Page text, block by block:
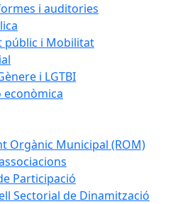
i auditories
públic i Mobilitat
i LGTBI
econòmica
Orgànic Municipal (ROM)
Participació
Sectorial de Dinamització